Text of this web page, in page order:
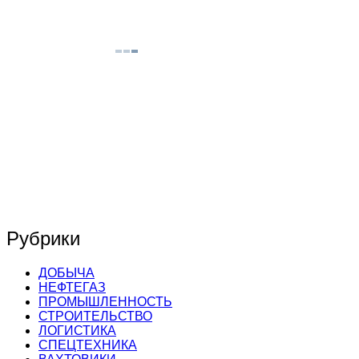
Рубрики
ДОБЫЧА
НЕФТЕГАЗ
ПРОМЫШЛЕННОСТЬ
СТРОИТЕЛЬСТВО
ЛОГИСТИКА
СПЕЦТЕХНИКА